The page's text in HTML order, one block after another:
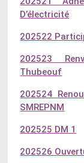
D’électricité
202522
202523
Thubeouf
202524
SMREPNM
202525 DM 1
202526